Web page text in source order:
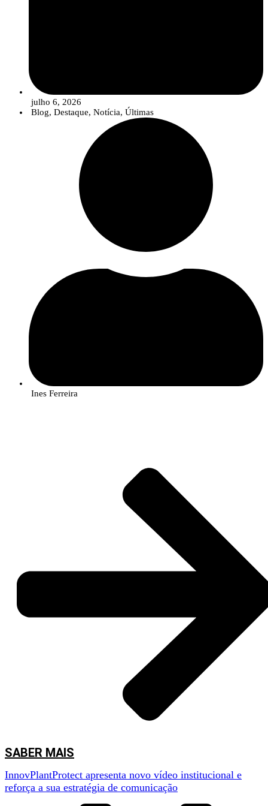
julho 6, 2026
Blog, Destaque, Notícia, Últimas
Ines Ferreira
SABER MAIS
InnovPlantProtect apresenta novo vídeo institucional e
reforça a sua estratégia de comunicação